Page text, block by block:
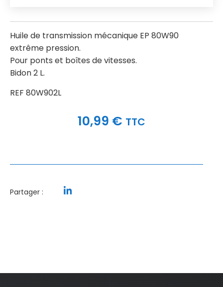
Huile de transmission mécanique EP 80W90
extrême pression.
Pour ponts et boîtes de vitesses.
Bidon 2 L.
REF 80W902L
10,99 € TTC
Partager :